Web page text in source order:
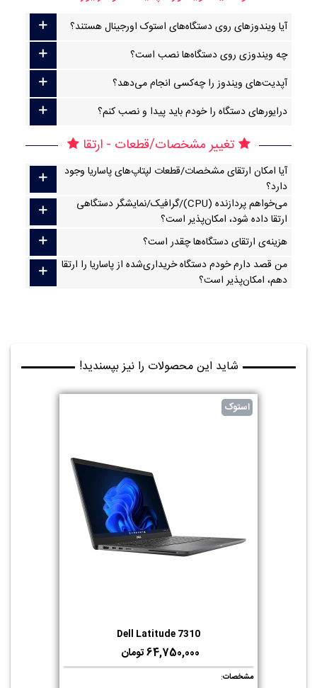
آیا ویندوزهای روی دستگاه‌های استوک اورجینال هستند؟
چه ویندوزی روی دستگاه‌ها نصب است؟
آپدیت‌های ویندوز را چه‌کسی انجام می‌دهد؟
درایورهای دستگاه را خودم باید پیدا و نصب کنم؟
تغییر مشخصات/قطعات - ارتقا
آیا امکان ارتقا‌ی مشخصات/قطعات لپتاپ‌های پاساریا وجود
دارد؟
می‌خواهم پردازنده (CPU)/گرافیک/نمایشگر دستگاهی
ارتقا داده شود، امکان‌پذیر است؟
هزینه‌ی ارتقای دستگاه‌ها چقدر است؟
من قصد دارم خودم دستگاه خریداری‌شده از پاساریا را ارتقا
دهم، امکان‌پذیر است؟
شاید این محصولات را نیز بپسندید!
استوک
Dell Latitude 7310
64,750,000 تومان
مشخصات: